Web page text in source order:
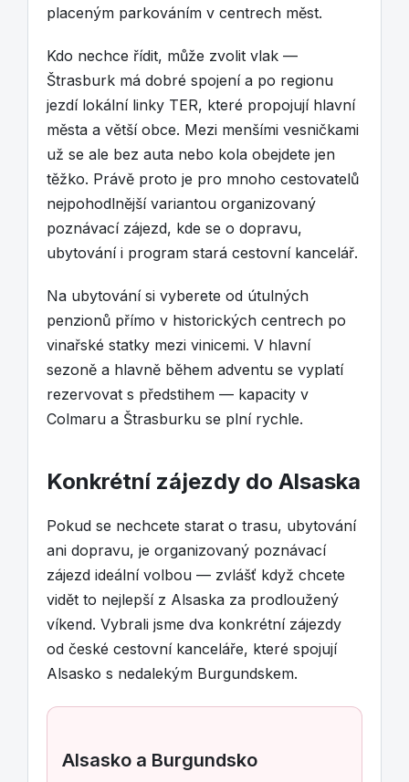
placeným parkováním v centrech měst.
Kdo nechce řídit, může zvolit vlak —
Štrasburk má dobré spojení a po regionu
jezdí lokální linky TER, které propojují hlavní
města a větší obce. Mezi menšími vesničkami
už se ale bez auta nebo kola obejdete jen
těžko. Právě proto je pro mnoho cestovatelů
nejpohodlnější variantou organizovaný
poznávací zájezd, kde se o dopravu,
ubytování i program stará cestovní kancelář.
Na ubytování si vyberete od útulných
penzionů přímo v historických centrech po
vinařské statky mezi vinicemi. V hlavní
sezoně a hlavně během adventu se vyplatí
rezervovat s předstihem — kapacity v
Colmaru a Štrasburku se plní rychle.
Konkrétní zájezdy do Alsaska
Pokud se nechcete starat o trasu, ubytování
ani dopravu, je organizovaný poznávací
zájezd ideální volbou — zvlášť když chcete
vidět to nejlepší z Alsaska za prodloužený
víkend. Vybrali jsme dva konkrétní zájezdy
od české cestovní kanceláře, které spojují
Alsasko s nedalekým Burgundskem.
Alsasko a Burgundsko